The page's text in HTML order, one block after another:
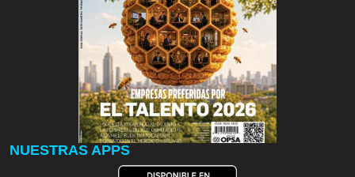
NUESTRAS APPS